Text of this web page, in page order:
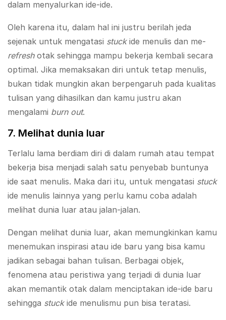
dalam menyalurkan ide-ide.
Oleh karena itu, dalam hal ini justru berilah jeda
sejenak untuk mengatasi stuckide menulis dan me-
refreshotak sehingga mampu bekerja kembali secara
optimal. Jika memaksakan diri untuk tetap menulis,
bukan tidak mungkin akan berpengaruh pada kualitas
tulisan yang dihasilkan dan kamu justru akan
mengalami burn out.
7. Melihat dunia luar
Terlalu lama berdiam diri di dalam rumah atau tempat
bekerja bisa menjadi salah satu penyebab buntunya
ide saat menulis. Maka dari itu, untuk mengatasi stuck
ide menulis lainnya yang perlu kamu coba adalah
melihat dunia luar atau jalan-jalan.
Dengan melihat dunia luar, akan memungkinkan kamu
menemukan inspirasi atau ide baru yang bisa kamu
jadikan sebagai bahan tulisan. Berbagai objek,
fenomena atau peristiwa yang terjadi di dunia luar
akan memantik otak dalam menciptakan ide-ide baru
sehingga stuckide menulismu pun bisa teratasi.